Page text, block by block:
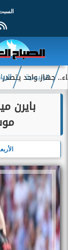
يتصدر قائمة
الرئيسية
بايرن